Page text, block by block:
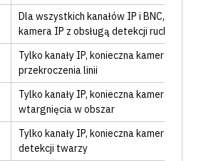
Dla wszystkich kanałów IP i BNC,
kamera IP z obsługą detekcji ruchu
Tylko kanały IP, konieczna kamera IP z
przekroczenia linii
Tylko kanały IP, konieczna kamera IP z
wtargnięcia w obszar
Tylko kanały IP, konieczna kamera IP z
detekcji twarzy